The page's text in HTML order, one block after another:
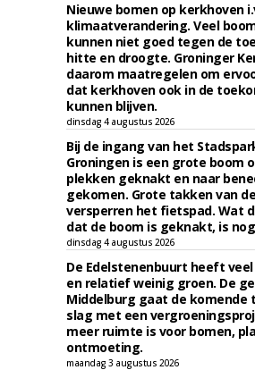
Nieuwe bomen op kerkhoven
klimaatverandering. Veel
kunnen niet goed tegen de
hitte en droogte. Groninger
daarom maatregelen om
dat kerkhoven ook in de
kunnen blijven.
dinsdag 4 augustus 2026
Bij de ingang van het
Groningen is een grote boom
plekken geknakt en naar
gekomen. Grote takken van
versperren het fietspad. Wat
dat de boom is geknakt, is
dinsdag 4 augustus 2026
De Edelstenenbuurt heeft
en relatief weinig groen. De
Middelburg gaat de komende
slag met een
meer ruimte is voor bomen,
ontmoeting.
maandag 3 augustus 2026